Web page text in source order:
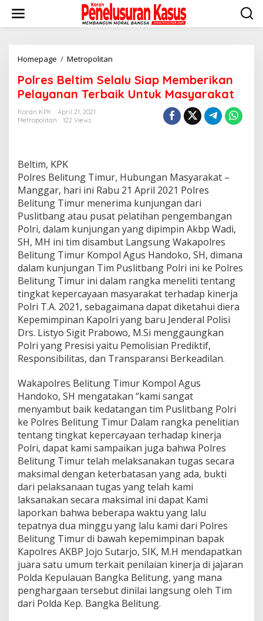
konten
Homepage / Metropolitan
Selalu
Siap
Memberikan
Polres Beltim Selalu Siap Memberikan
Pelayanan Terbaik Untuk Masyarakat
Koran KPK
April 21, 2021
Metropolitan
122 Views
Beltim, KPK
Polres Belitung Timur, Hubungan Masyarakat –
Manggar, hari ini Rabu 21 April 2021 Polres
Belitung Timur menerima kunjungan dari
Puslitbang atau pusat pelatihan pengembangan
Polri, dalam kunjungan yang dipimpin Akbp Wadi,
SH, MH ini tim disambut Langsung Wakapolres
Belitung Timur Kompol Agus Handoko, SH, dimana
dalam kunjungan Tim Puslitbang Polri ini ke Polres
Belitung Timur ini dalam rangka meneliti tentang
tingkat kepercayaan masyarakat terhadap kinerja
Polri T.A. 2021, sebagaimana dapat diketahui diera
Kepemimpinan Kapolri yang baru Jenderal Polisi
Drs. Listyo Sigit Prabowo, M.Si menggaungkan
Polri yang Presisi yaitu Pemolisian Prediktif,
Responsibilitas, dan Transparansi Berkeadilan.
Wakapolres Belitung Timur Kompol Agus
Handoko, SH mengatakan “kami sangat
menyambut baik kedatangan tim Puslitbang Polri
ke Polres Belitung Timur Dalam rangka penelitian
tentang tingkat kepercayaan terhadap kinerja
Polri, dapat kami sampaikan juga bahwa Polres
Belitung Timur telah melaksanakan tugas secara
maksimal dengan keterbatasan yang ada, bukti
dari pelaksanaan tugas yang telah kami
laksanakan secara maksimal ini dapat Kami
laporkan bahwa beberapa waktu yang lalu
tepatnya dua minggu yang lalu kami dari Polres
Belitung Timur di bawah kepemimpinan bapak
Kapolres AKBP Jojo Sutarjo, SIK, M.H mendapatkan
juara satu umum terkait penilaian kinerja di jajaran
Polda Kepulauan Bangka Belitung, yang mana
penghargaan tersebut dinilai langsung oleh Tim
dari Polda Kep. Bangka Belitung.